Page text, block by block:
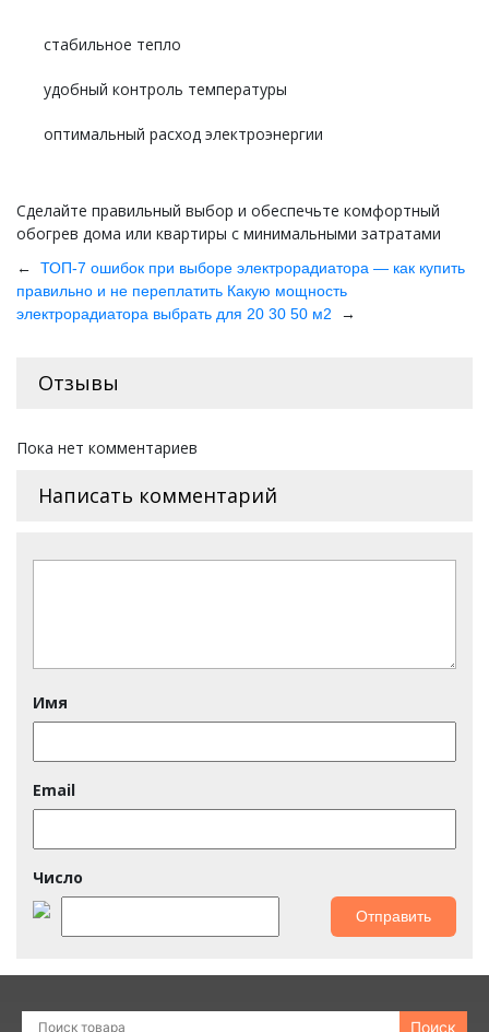
стабильное тепло
удобный контроль температуры
оптимальный расход электроэнергии
Сделайте правильный выбор и обеспечьте комфортный
обогрев дома или квартиры с минимальными затратами
← ТОП-7 ошибок при выборе электрорадиатора — как купить
правильно и не переплатить Какую мощность
электрорадиатора выбрать для 20 30 50 м2
→
Отзывы
Пока нет комментариев
Написать комментарий
Имя
Email
Число
Поиск